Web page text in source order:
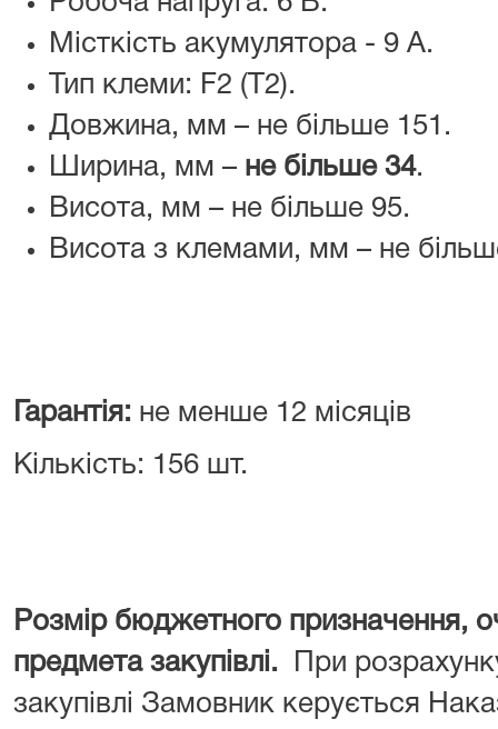
Місткість акумулятора - 9 A.
Тип клеми: F2 (Т2).
Довжина, мм – не більше 151.
Ширина, мм – не більше 34.
Висота, мм – не більше 95.
Висота з клемами, мм – не
Гарантія: не менше 12 місяців
Кількість: 156 шт.
Розмір бюджетного призначення,
предмета закупівлі.
При
закупівлі Замовник керується